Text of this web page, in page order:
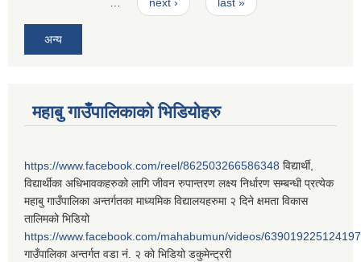
अन्य
महाबु गाउँपालिकाको भिडियोहरु
https://www.facebook.com/reel/862503266586348 विद्यार्थी,
विद्यार्थीका अधिभावकहरुको लागि जीवन रुपान्तरण लक्ष्य निर्धारण सम्बन्धी प्रत्येक
महाबु गाउँपालिका अन्तर्गतका माध्यमिक विद्यालयहरुमा २ दिने क्षमता विकास
तालिमको भिडियो
https://www.facebook.com/mahabumun/videos/639019225124197
गाउँपालिका अन्तर्गत वडा नं. २ को भिडियो डकुमेन्ट्ररी